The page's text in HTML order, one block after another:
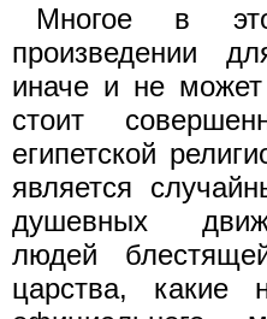
Многое в
произведении
иначе и не
стоит
египетской
является
душевных
людей
царства,